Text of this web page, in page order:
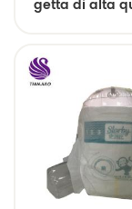
getta di alta